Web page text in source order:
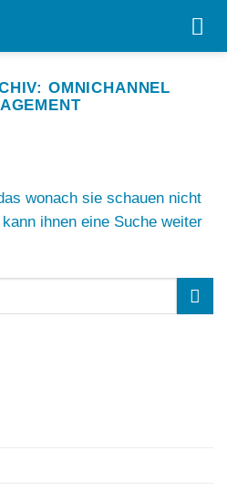
OMNICHANNEL
wonach sie schauen nicht
ihnen eine Suche weiter